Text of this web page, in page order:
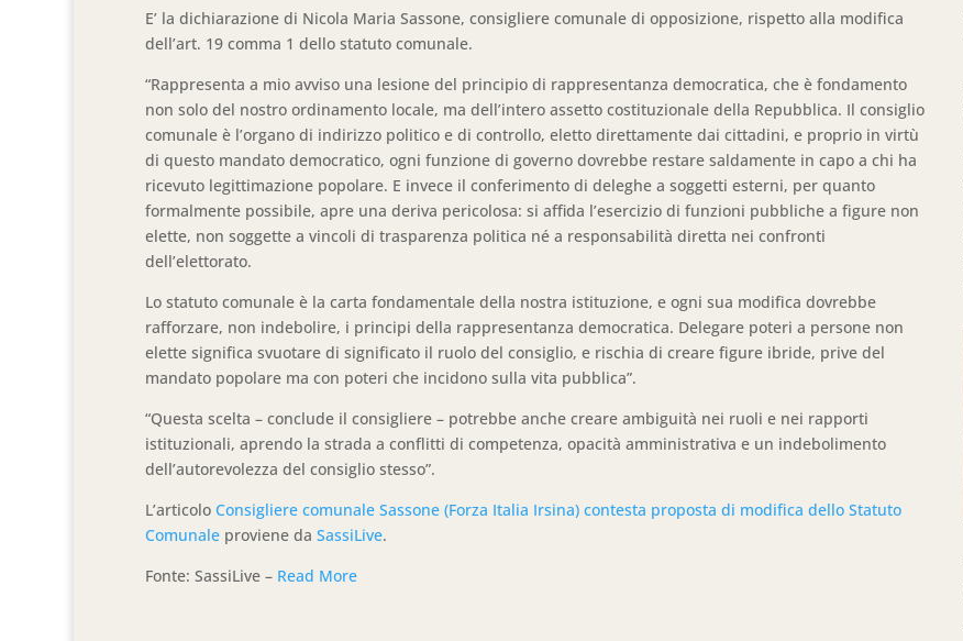
E’ la dichiarazione di Nicola Maria Sassone, consigliere comunale di opposizione, rispetto alla modifica
dell’art. 19 comma 1 dello statuto comunale.
“Rappresenta a mio avviso una lesione del principio di rappresentanza democratica, che è fondamento
non solo del nostro ordinamento locale, ma dell’intero assetto costituzionale della Repubblica. Il consiglio
comunale è l’organo di indirizzo politico e di controllo, eletto direttamente dai cittadini, e proprio in virtù
di questo mandato democratico, ogni funzione di governo dovrebbe restare saldamente in capo a chi ha
ricevuto legittimazione popolare. E invece il conferimento di deleghe a soggetti esterni, per quanto
formalmente possibile, apre una deriva pericolosa: si affida l’esercizio di funzioni pubbliche a figure non
elette, non soggette a vincoli di trasparenza politica né a responsabilità diretta nei confronti
dell’elettorato.
Lo statuto comunale è la carta fondamentale della nostra istituzione, e ogni sua modifica dovrebbe
rafforzare, non indebolire, i principi della rappresentanza democratica. Delegare poteri a persone non
elette significa svuotare di significato il ruolo del consiglio, e rischia di creare figure ibride, prive del
mandato popolare ma con poteri che incidono sulla vita pubblica”.
“Questa scelta – conclude il consigliere – potrebbe anche creare ambiguità nei ruoli e nei rapporti
istituzionali, aprendo la strada a conflitti di competenza, opacità amministrativa e un indebolimento
dell’autorevolezza del consiglio stesso”.
L’articoloConsigliere comunale Sassone (Forza Italia Irsina) contesta proposta di modifica dello Statuto
Comunale proviene daSassiLive.
Fonte: SassiLive – Read More